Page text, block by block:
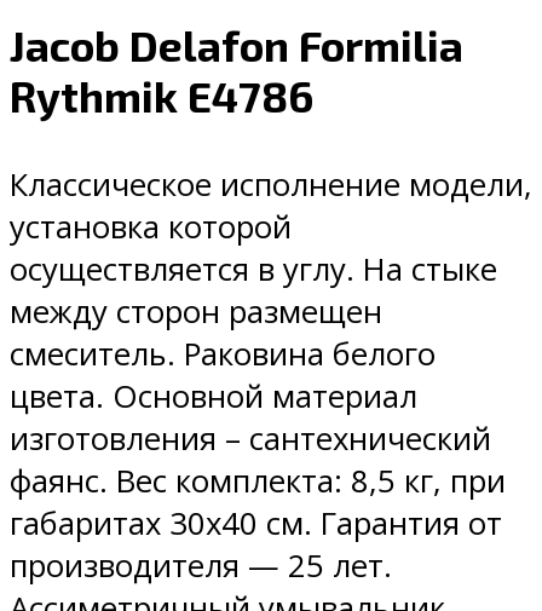
Jacob Delafon Formilia
Rythmik E4786
Классическое исполнение модели,
установка которой
осуществляется в углу. На стыке
между сторон размещен
смеситель. Раковина белого
цвета. Основной материал
изготовления – сантехнический
фаянс. Вес комплекта: 8,5 кг, при
габаритах 30х40 см. Гарантия от
производителя — 25 лет.